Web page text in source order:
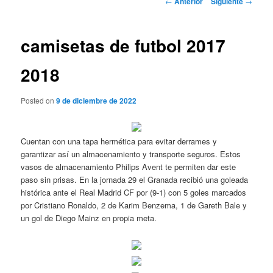
camisetas de futbol 2017
2018
Posted on9 de diciembre de 2022
Cuentan con una tapa hermética para evitar derrames y
garantizar así un almacenamiento y transporte seguros. Estos
vasos de almacenamiento Philips Avent te permiten dar este
paso sin prisas. En la jornada 29 el Granada recibió una goleada
histórica ante el Real Madrid CF por (9-1) con 5 goles marcados
por Cristiano Ronaldo, 2 de Karim Benzema, 1 de Gareth Bale y
un gol de Diego Mainz en propia meta.